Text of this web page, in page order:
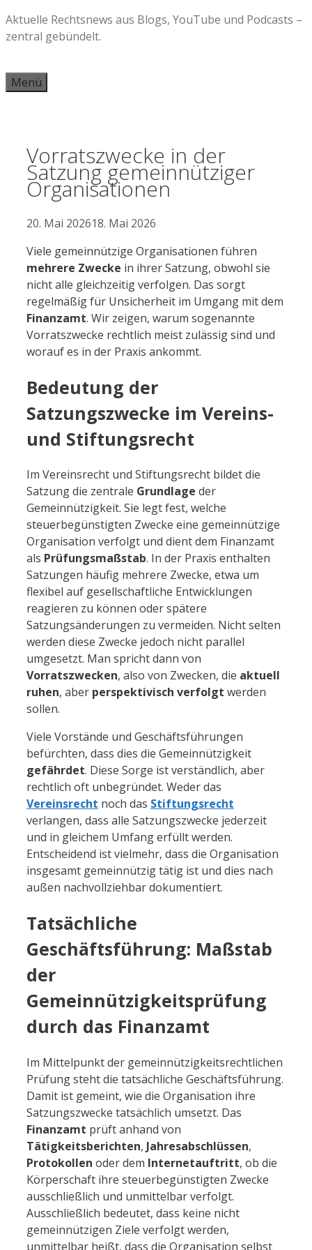
Zum
Inhalt
Aktuelle Rechtsnews aus Blogs, YouTube und Podcasts –
zentral gebündelt.
Menü
Vorratszwecke in der
Satzung gemeinnütziger
Organisationen
20. Mai 202618. Mai 2026
Viele gemeinnützige Organisationen führen
mehrere Zwecke in ihrer Satzung, obwohl sie
nicht alle gleichzeitig verfolgen. Das sorgt
regelmäßig für Unsicherheit im Umgang mit dem
Finanzamt. Wir zeigen, warum sogenannte
Vorratszwecke rechtlich meist zulässig sind und
worauf es in der Praxis ankommt.
Bedeutung der
Satzungszwecke im Vereins-
und Stiftungsrecht
Im Vereinsrecht und Stiftungsrecht bildet die
Satzung die zentrale Grundlage der
Gemeinnützigkeit. Sie legt fest, welche
steuerbegünstigten Zwecke eine gemeinnützige
Organisation verfolgt und dient dem Finanzamt
als Prüfungsmaßstab. In der Praxis enthalten
Satzungen häufig mehrere Zwecke, etwa um
flexibel auf gesellschaftliche Entwicklungen
reagieren zu können oder spätere
Satzungsänderungen zu vermeiden. Nicht selten
werden diese Zwecke jedoch nicht parallel
umgesetzt. Man spricht dann von
Vorratszwecken, also von Zwecken, die aktuell
ruhen, aber perspektivisch verfolgt werden
sollen.
Viele Vorstände und Geschäftsführungen
befürchten, dass dies die Gemeinnützigkeit
gefährdet. Diese Sorge ist verständlich, aber
rechtlich oft unbegründet. Weder das
Vereinsrecht noch das Stiftungsrecht
verlangen, dass alle Satzungszwecke jederzeit
und in gleichem Umfang erfüllt werden.
Entscheidend ist vielmehr, dass die Organisation
insgesamt gemeinnützig tätig ist und dies nach
außen nachvollziehbar dokumentiert.
Tatsächliche
Geschäftsführung: Maßstab
der
Gemeinnützigkeitsprüfung
durch das Finanzamt
Im Mittelpunkt der gemeinnützigkeitsrechtlichen
Prüfung steht die tatsächliche Geschäftsführung.
Damit ist gemeint, wie die Organisation ihre
Satzungszwecke tatsächlich umsetzt. Das
Finanzamt prüft anhand von
Tätigkeitsberichten, Jahresabschlüssen,
Protokollen oder dem Internetauftritt, ob die
Körperschaft ihre steuerbegünstigten Zwecke
ausschließlich und unmittelbar verfolgt.
Ausschließlich bedeutet, dass keine nicht
gemeinnützigen Ziele verfolgt werden,
unmittelbar heißt, dass die Organisation selbst